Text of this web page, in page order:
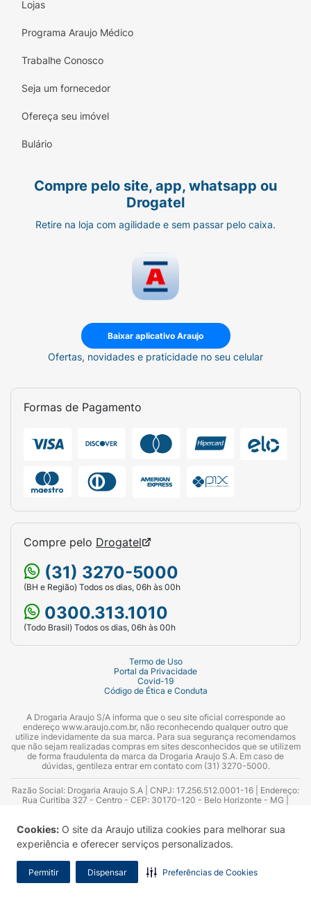
Cookies: O site da Araujo utiliza cookies para melhorar sua
experiência e oferecer serviços personalizados.
Permitir Dispensar Preferências de Cookies
Lojas
Programa Araujo Médico
Trabalhe Conosco
Seja um fornecedor
Ofereça seu imóvel
Bulário
Compre pelo site, app, whatsapp ou
Drogatel
Retire na loja com agilidade e sem passar pelo caixa.
Baixar aplicativo Araujo
Ofertas, novidades e praticidade no seu celular
Formas de Pagamento
Compre pelo Drogatel
(31) 3270-5000
(BH e Região) Todos os dias, 06h às 00h
0300.313.1010
(Todo Brasil) Todos os dias, 06h às 00h
Termo de Uso
Portal da Privacidade
Covid-19
Código de Ética e Conduta
A Drogaria Araujo S/A informa que o seu site oficial corresponde ao
endereço www.araujo.com.br, não reconhecendo qualquer outro que
utilize indevidamente da sua marca. Para sua segurança recomendamos
que não sejam realizadas compras em sites desconhecidos que se utilizem
de forma fraudulenta da marca da Drogaria Araujo S.A. Em caso de
dúvidas, gentileza entrar em contato com (31) 3270-5000.
Razão Social: Drogaria Araujo S.A | CNPJ: 17.256.512.0001-16 | Endereço:
Rua Curitiba 327 - Centro - CEP: 30170-120 - Belo Horizonte - MG |
Azevedo Guimarães – CRF 10.965 | Yasmin Silva Alvarenga – CRF 52.584 -
Consultor substituto: Thiago Aguiar Pinheiro - CRF Nº 13.748. Alvará
Sanitário: 2025020713 | Autorização de Funcionamento da Empresa (AFE):